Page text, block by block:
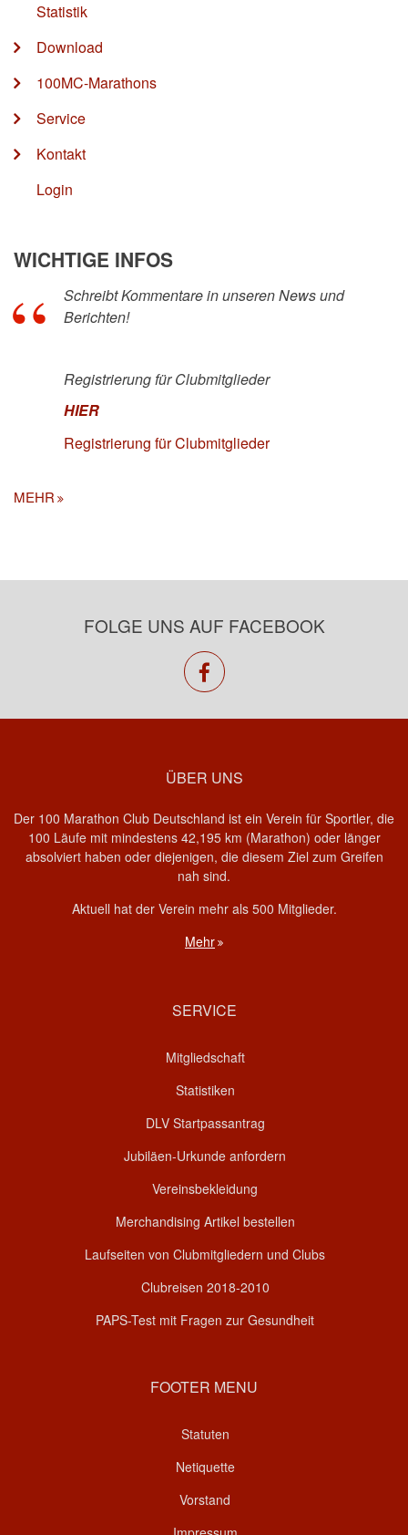
Statistik
Download
100MC-Marathons
Service
Kontakt
Login
WICHTIGE INFOS
Schreibt Kommentare in unseren News und
Berichten!
Registrierung für Clubmitglieder
HIER
Registrierung für Clubmitglieder
MEHR
FOLGE UNS AUF FACEBOOK
facebook
ÜBER UNS
Der 100 Marathon Club Deutschland ist ein Verein für Sportler, die
100 Läufe mit mindestens 42,195 km (Marathon) oder länger
absolviert haben oder diejenigen, die diesem Ziel zum Greifen
nah sind.
Aktuell hat der Verein mehr als 500 Mitglieder.
Mehr
SERVICE
Mitgliedschaft
Statistiken
DLV Startpassantrag
Jubiläen-Urkunde anfordern
Vereinsbekleidung
Merchandising Artikel bestellen
Laufseiten von Clubmitgliedern und Clubs
Clubreisen 2018-2010
PAPS-Test mit Fragen zur Gesundheit
FOOTER MENU
Statuten
Netiquette
Vorstand